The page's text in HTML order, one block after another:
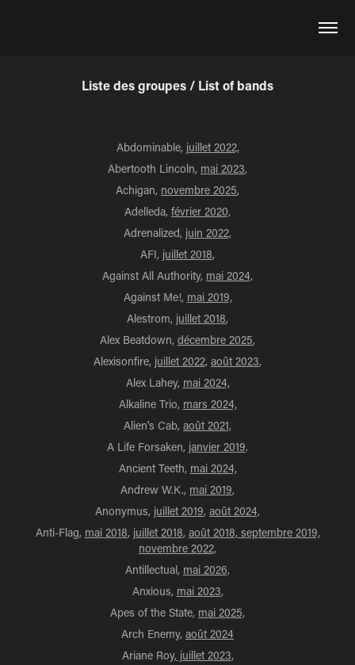
Liste des groupes / List of bands
Abdominable, juillet 2022,
Abertooth Lincoln, mai 2023,
Achigan, novembre 2025,
Adelleda, février 2020,
Adrenalized, juin 2022,
AFI, juillet 2018,
Against All Authority, mai 2024,
Against Me!, mai 2019,
Alestrom, juillet 2018,
Alex Beatdown, décembre 2025,
Alexisonfire, juillet 2022, août 2023,
Alex Lahey, mai 2024,
Alkaline Trio, mars 2024,
Alien's Cab, août 2021,
A Life Forsaken, janvier 2019.
Ancient Teeth, mai 2024,
Andrew W.K., mai 2019,
Anonymus, juillet 2019, août 2024,
Anti-Flag, mai 2018, juillet 2018, août 2018,septembre 2019,
novembre 2022,
Antillectual, mai 2026,
Anxious, mai 2023,
Apes of the State, mai 2025,
Arch Enemy, août 2024
Ariane Roy,juillet 2023,